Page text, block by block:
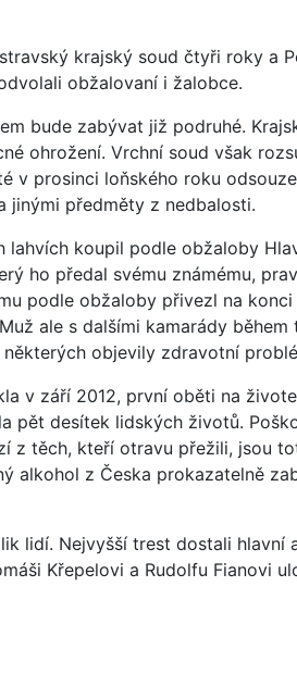
krajský soud čtyři roky a
obžalovaní i žalobce.
bude zabývat již podruhé.
ohrožení. Vrchní soud však
v prosinci loňského roku
jinými předměty z nedbalosti.
lahvích koupil podle obžaloby
ho předal svému známému,
podle obžaloby přivezl na
ale s dalšími kamarády
objevily zdravotní
v září 2012, první oběti na
pět desítek lidských životů.
z těch, kteří otravu přežili, jsou
alkohol z Česka prokazatelně
lidí. Nejvyšší trest dostali hlavní
Křepelovi a Rudolfu Fianovi